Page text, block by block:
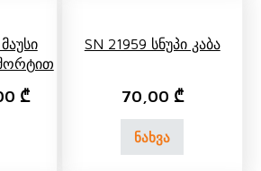
price was: 85,00 ₾.
₾Current price is: 60,00 ₾.
SN 21959 Სნუპი Კაბა
70,00 ₾
ნახვა